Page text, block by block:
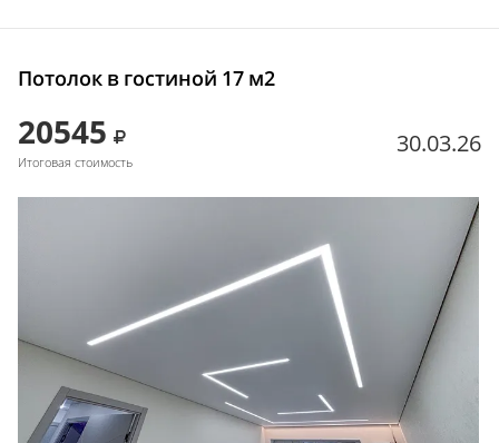
Потолок в гостиной 17 м2
20545
Итоговая стоимость
30.03.26